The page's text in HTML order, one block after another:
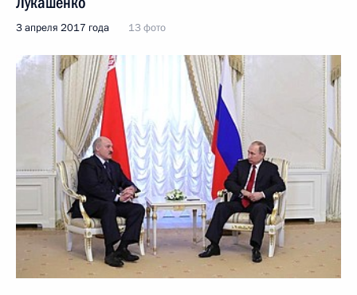
3 апреля 2017 года 13 фото